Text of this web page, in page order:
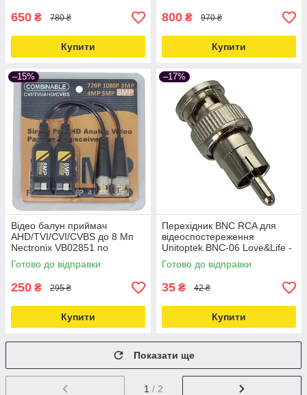
650 ₴ 780 ₴
Купити
800 ₴ 970 ₴
Купити
–15%
Відео балун приймач
AHD/TVI/CVI/CVBS до 8 Мп
Nectronix VB02851 по
кручений парі (2 шт)
Love&Life -online-multimarket-
Готово до відправки
250 ₴ 295 ₴
Купити
–17%
Перехідник BNC RCA для
відеоспостереження
Unitoptek BNC-06 Love&Life -
online-multimarket-
Готово до відправки
35 ₴ 42 ₴
Купити
Показати ще
1 / 2